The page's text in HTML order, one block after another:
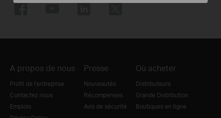
A propos de nous
Profil de l'entreprise
Contactez nous
Emplois
Presse
Nouveautés
Récompenses
Avis de sécurité
Où acheter
Distributeurs
Grande Distribution
Boutiques en ligne